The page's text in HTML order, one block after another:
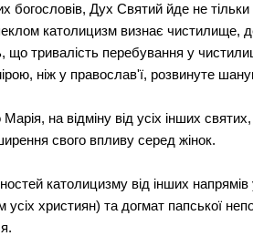
богословів, Дух Святий йде не
католицизм визнає чистилище,
що тривалість перебування у
ніж у православ'ї, розвинуте
Марія, на відміну від усіх інших
свого впливу серед жінок.
католицизму від інших
усіх християн) та догмат папської